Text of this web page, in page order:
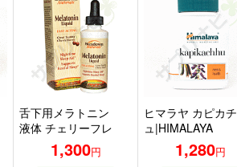
舌下用メラトニン
液体 チェリーフレ
ーバー 2液量オン
ス (59 ml)1,300円
ヒマラヤ カピカチ
ュ|HIMALAYA
KAPIKACHHU
1,280円